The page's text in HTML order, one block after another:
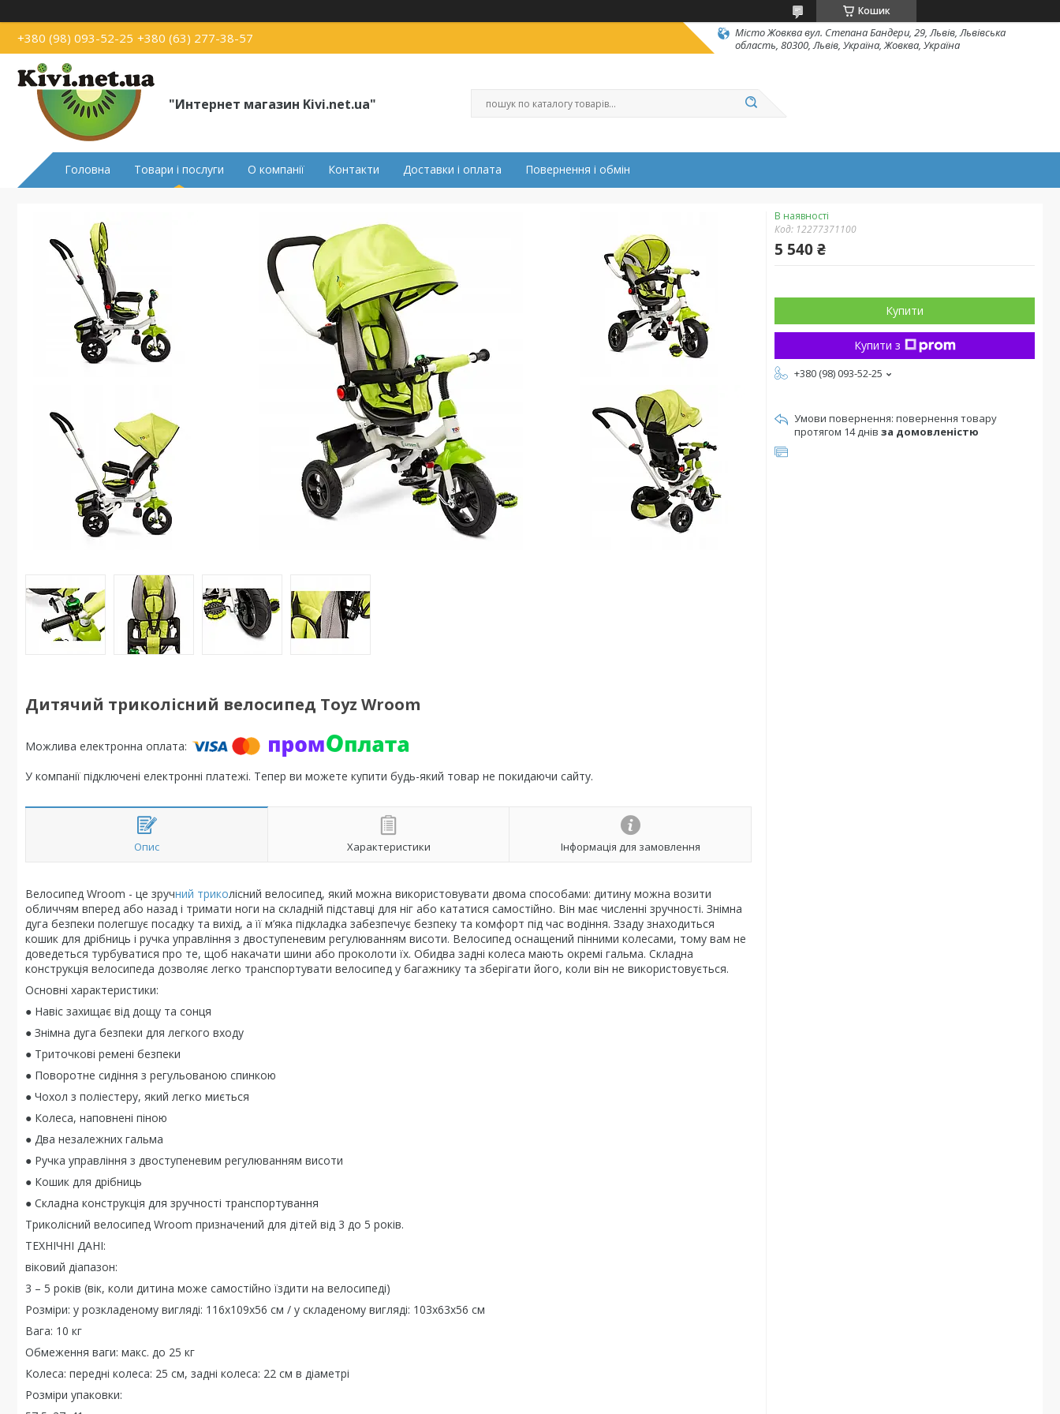
Кошик
+380 (98) 093-52-25 +380 (63) 277-38-57
Місто Жовква вул. Степана Бандери, 29, Львів, Львівська
область, 80300, Львів, Україна, Жовква, Україна
"Интернет магазин Kivi.net.ua"
Головна Товари і послуги О компанії Контакти Доставки і оплата Повернення і обмін
Дитячий триколісний велосипед Toyz Wroom
У компанії підключені електронні платежі. Тепер ви можете купити будь-який товар не покидаючи сайту.
Опис Характеристики Інформація для замовлення
Велосипед Wroom - це зручний триколісний велосипед, який можна використовувати двома способами: дитину можна возити
обличчям вперед або назад і тримати ноги на складній підставці для ніг або кататися самостійно. Він має численні зручності. Знімна
дуга безпеки полегшує посадку та вихід, а її м’яка підкладка забезпечує безпеку та комфорт під час водіння. Ззаду знаходиться
кошик для дрібниць і ручка управління з двоступеневим регулюванням висоти. Велосипед оснащений пінними колесами, тому вам не
доведеться турбуватися про те, щоб накачати шини або проколоти їх. Обидва задні колеса мають окремі гальма. Складна
конструкція велосипеда дозволяє легко транспортувати велосипед у багажнику та зберігати його, коли він не використовується.
Основні характеристики:
● Навіс захищає від дощу та сонця
● Знімна дуга безпеки для легкого входу
● Триточкові ремені безпеки
● Поворотне сидіння з регульованою спинкою
● Чохол з поліестеру, який легко миється
● Колеса, наповнені піною
● Два незалежних гальма
● Ручка управління з двоступеневим регулюванням висоти
● Кошик для дрібниць
● Складна конструкція для зручності транспортування
Триколісний велосипед Wroom призначений для дітей від 3 до 5 років.
ТЕХНІЧНІ ДАНІ:
віковий діапазон:
3 – 5 років (вік, коли дитина може самостійно їздити на велосипеді)
Розміри: у розкладеному вигляді: 116x109x56 см / у складеному вигляді: 103x63x56 см
Вага: 10 кг
Обмеження ваги: ​​макс. до 25 кг
Колеса: передні колеса: 25 см, задні колеса: 22 см в діаметрі
Розміри упаковки:
В наявності
Код: 12277371100
5 540 ₴
Купити
Купити з
+380 (98) 093-52-25
повернення товару
протягом 14 днів за домовленістю